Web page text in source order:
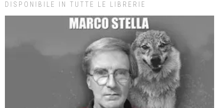
DISPONIBILE IN TUTTE LE LIBRERIE